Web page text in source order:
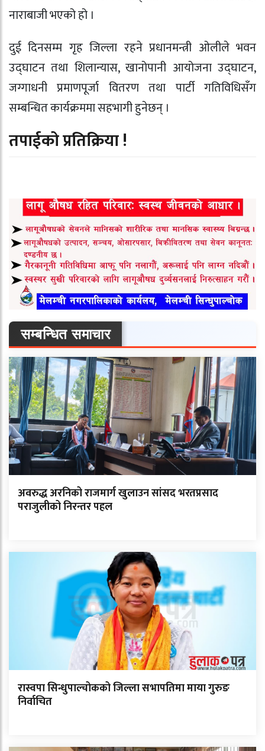
नाराबाजी भएको हो ।
दुई दिनसम्म गृह जिल्ला रहने प्रधानमन्त्री ओलीले भवन
उद्घाटन तथा शिलान्यास, खानोपानी आयोजना उद्घाटन,
जग्गाधनी प्रमाणपूर्जा वितरण तथा पार्टी गतिविधिसँग
सम्बन्धित कार्यक्रममा सहभागी हुनेछन् ।
तपाईको प्रतिक्रिया !
सम्बन्धित समाचार
अवरुद्ध अरनिको राजमार्ग खुलाउन सांसद भरतप्रसाद
पराजुलीको निरन्तर पहल
रास्वपा सिन्धुपाल्चोकको जिल्ला सभापतिमा माया गुरुङ
निर्वाचित